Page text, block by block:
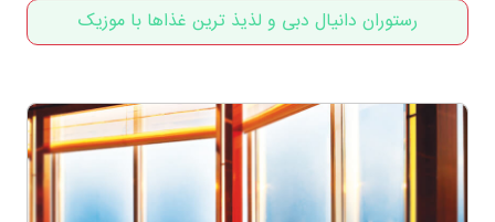
رستوران دانیال دبی و لذیذ ترین غذاها با موزیک